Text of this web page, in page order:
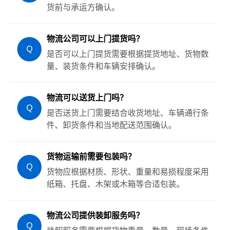
货前与承运方确认。
Q
物流公司可以上门提货吗？
是否可以上门提货需要根据提货地址、货物数
量、装货条件和车辆安排确认。
Q
物流可以送货上门吗？
是否送货上门需要结合收货地址、车辆通行条
件、卸货条件和当地配送范围确认。
Q
货物运输前需要包装吗？
货物应根据材质、形状、重量和易损程度采用
纸箱、托盘、木架或木箱等合适包装。
Q
物流公司提供装卸服务吗？